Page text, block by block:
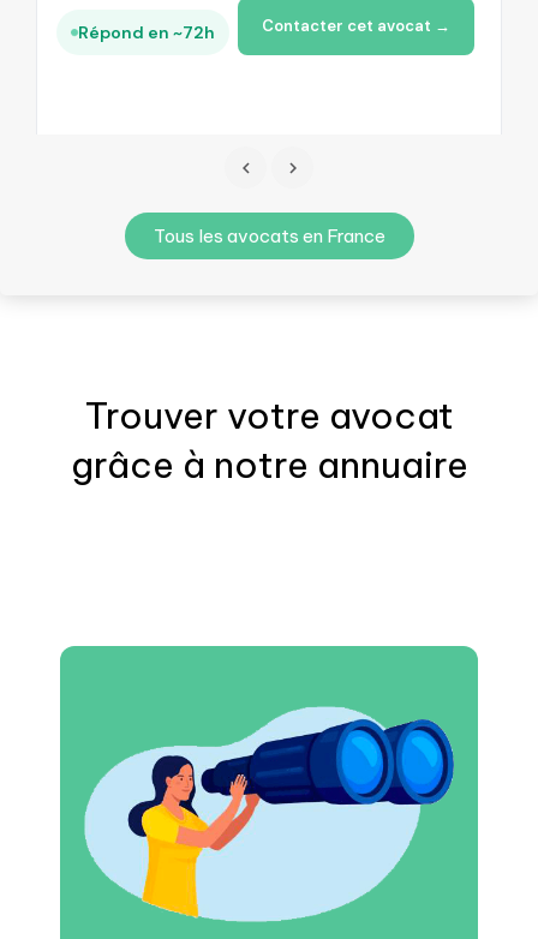
Répond en ~72h Contacter cet avocat →
Tous les avocats en France
Trouver votre avocat
grâce à notre annuaire